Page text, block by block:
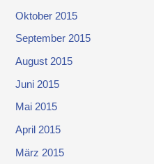
Oktober 2015
September 2015
August 2015
Juni 2015
Mai 2015
April 2015
März 2015